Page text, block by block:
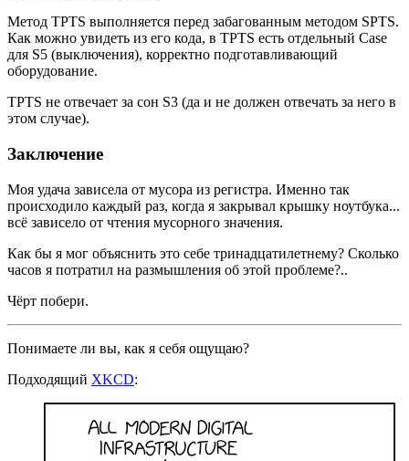
Метод TPTS выполняется перед забагованным методом SPTS.
Как можно увидеть из его кода, в TPTS есть отдельный Case
для S5 (выключения), корректно подготавливающий
оборудование.
TPTS не отвечает за сон S3 (да и не должен отвечать за него в
этом случае).
Заключение
Моя удача зависела от мусора из регистра. Именно так
происходило каждый раз, когда я закрывал крышку ноутбука...
всё зависело от чтения мусорного значения.
Как бы я мог объяснить это себе тринадцатилетнему? Сколько
часов я потратил на размышления об этой проблеме?..
Чёрт побери.
Понимаете ли вы, как я себя ощущаю?
Подходящий XKCD: